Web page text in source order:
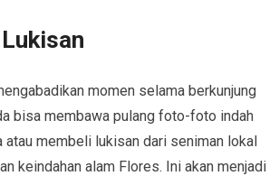
momen selama berkunjung
bisa membawa pulang foto-foto indah
atau membeli lukisan dari seniman lokal
keindahan alam Flores. Ini akan menjadi